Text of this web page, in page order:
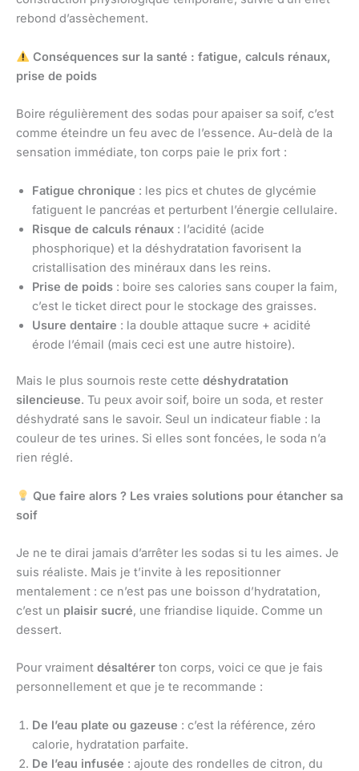
rebond d’assèchement.
Conséquences sur la santé : fatigue, calculs rénaux,
prise de poids
Boire régulièrement des sodas pour apaiser sa soif, c’est
comme éteindre un feu avec de l’essence. Au-delà de la
sensation immédiate, ton corps paie le prix fort :
Fatigue chronique : les pics et chutes de glycémie
fatiguent le pancréas et perturbent l’énergie cellulaire.
Risque de calculs rénaux : l’acidité (acide
phosphorique) et la déshydratation favorisent la
cristallisation des minéraux dans les reins.
Prise de poids : boire ses calories sans couper la faim,
c’est le ticket direct pour le stockage des graisses.
Usure dentaire : la double attaque sucre + acidité
érode l’émail (mais ceci est une autre histoire).
Mais le plus sournois reste cette déshydratation
silencieuse. Tu peux avoir soif, boire un soda, et rester
déshydraté sans le savoir. Seul un indicateur fiable : la
couleur de tes urines. Si elles sont foncées, le soda n’a
rien réglé.
Que faire alors ? Les vraies solutions pour étancher sa
soif
Je ne te dirai jamais d’arrêter les sodas si tu les aimes. Je
suis réaliste. Mais je t’invite à les repositionner
mentalement : ce n’est pas une boisson d’hydratation,
c’est un plaisir sucré, une friandise liquide. Comme un
dessert.
Pour vraiment désaltérer ton corps, voici ce que je fais
personnellement et que je te recommande :
De l’eau plate ou gazeuse : c’est la référence, zéro
calorie, hydratation parfaite.
De l’eau infusée : ajoute des rondelles de citron, du